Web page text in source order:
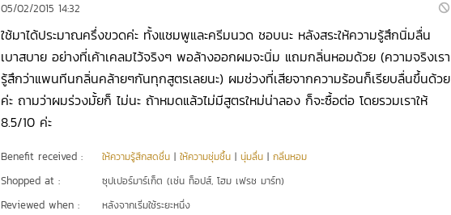
05/02/2015 14:32
ใช้มาได้ประมาณครึ่งขวดค่ะ ทั้งแชมพูและครีมนวด ชอบนะ หลังสระให้ความรู้สึกนิ่มลื่น
เบาสบาย อย่างที่เค้าเคลมไว้จริงๆ พอล้างออกผมจะนิ่ม แถมกลิ่นหอมด้วย (ความจริงเรา
รู้สึกว่าแพนทีนกลิ่นคล้ายๆกันทุกสูตรเลยนะ) ผมช่วงที่เสียจากความร้อนก็เรียบลื่นขึ้นด้วย
ค่ะ ถามว่าผมร่วงมั้ยก็ ไม่นะ ถ้าหมดแล้วไม่มีสูตรใหม่น่าลอง ก็จะซื้อต่อ โดยรวมเราให้
8.5/10 ค่ะ
Benefit received : ให้ความรู้สึกสดชื่น | ให้ความชุ่มชื้น | นุ่มลื่น | กลิ่นหอม
Shopped at : ซุปเปอร์มาร์เก็ต (เช่น ท็อปส์, โฮม เฟรช มาร์ท)
Reviewed when : หลังจากเริ่มใช้ระยะหนึ่ง